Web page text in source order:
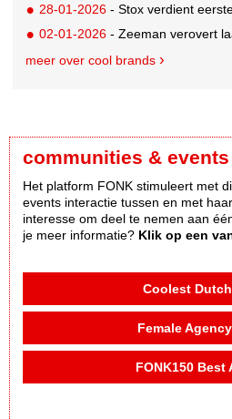
28-01-2026 - Stox verdient eerste
02-01-2026 - Zeeman verovert laatste
meer over cool brands
communities & events
Het platform FONK stimuleert met
events interactie tussen en met
interesse om deel te nemen aan
je meer informatie? Klik op een
Coolest
Female
FONK150 Best